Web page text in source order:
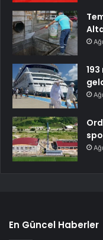
En Güncel Haberler